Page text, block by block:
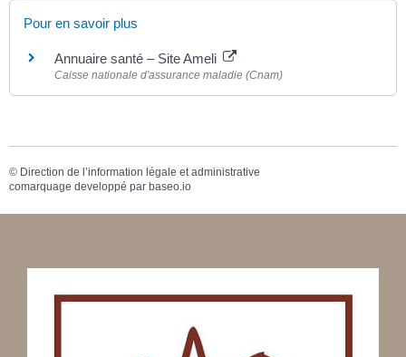
Pour en savoir plus
Annuaire santé – Site Ameli
Caisse nationale d'assurance maladie (Cnam)
© Direction de l’information légale et administrative
comarquage developpé par baseo.io